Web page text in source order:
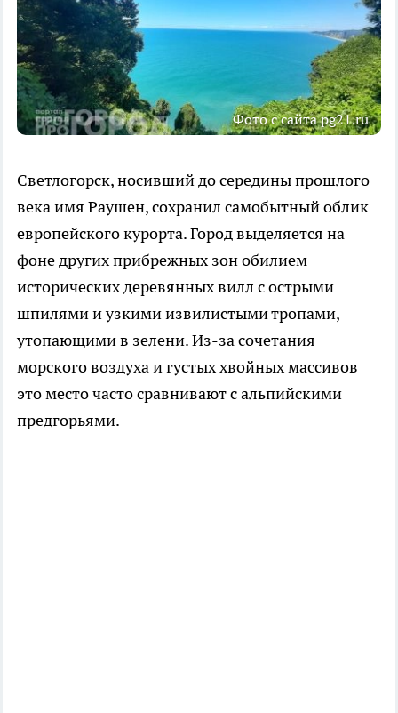
Фото с сайта pg21.ru
Светлогорск, носивший до середины прошлого
века имя Раушен, сохранил самобытный облик
европейского курорта. Город выделяется на
фоне других прибрежных зон обилием
исторических деревянных вилл с острыми
шпилями и узкими извилистыми тропами,
утопающими в зелени. Из-за сочетания
морского воздуха и густых хвойных массивов
это место часто сравнивают с альпийскими
предгорьями.